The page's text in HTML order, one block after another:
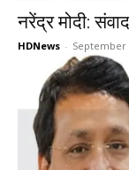
नरेंद्र मोदी:
HDNews - September